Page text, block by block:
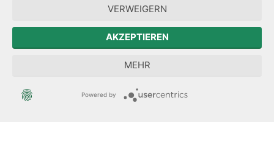
Forum Mitteleuropa
Der Sächsische Integrationsbeauftragte
Sächsische Landesbeauftragte zur Aufarbeitung der SED-
VERWEIGERN
AKZEPTIEREN
MEHR
Powered by